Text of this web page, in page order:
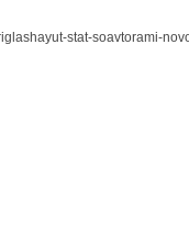
stat-soavtorami-